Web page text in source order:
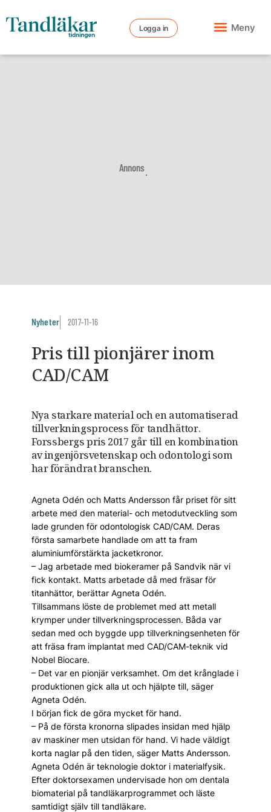
Logga in Meny
Annons
Nyheter 2017-11-16
Pris till pionjärer inom
CAD/CAM
Nya starkare material och en auto­matiserad
tillverkningsprocess för tandhättor.
Forssbergs pris 2017 går till en kombination
av ingenjörsvetenskap och odontologi som
har förändrat branschen.
Agneta Odén och Matts Andersson får priset för sitt
arbete med den material- och metodutveckling som
lade grunden för odontologisk CAD/CAM. Deras
första samarbete handlade om att ta fram
aluminiumförstärkta jacketkronor.
– Jag arbetade med biokeramer på Sandvik när vi
fick kontakt. Matts arbetade då med fräsar för
titanhättor, berättar Agneta Odén.
Tillsammans löste de problemet med att metall
krymper under tillverkningsprocessen. Båda var
sedan med och byggde upp tillverkningsenheten för
att fräsa fram implantat med CAD/CAM-teknik vid
Nobel Biocare.
– Det var en pionjär verksamhet. Om det krånglade i
produktionen gick alla ut och hjälpte till, säger
Agneta Odén.
I början fick de göra mycket för hand.
– På de första kronorna slipades insidan med hjälp
av maskiner men utsidan för hand. Vi hade väldigt
korta naglar på den tiden, säger Matts Andersson.
Agneta Odén är teknologie doktor i materialfysik.
Efter doktorsexamen undervisade hon om dentala
biomaterial på tandläkarprogrammet och läste
samtidigt själv till tandläkare.